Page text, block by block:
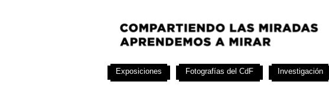
Exposiciones Fotografías del CdF Investigación